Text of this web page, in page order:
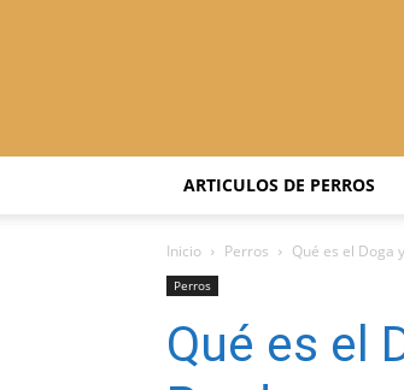
ARTICULOS DE PERROS
Inicio Perros Qué es el Doga
Perros
Qué es el